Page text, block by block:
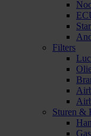
Filters
Sturen &